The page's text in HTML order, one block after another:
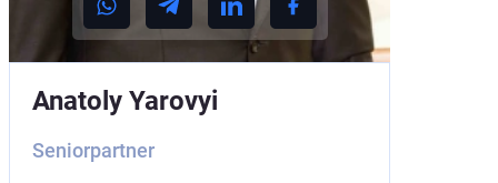
Anatoly Yarovyi
Seniorpartner